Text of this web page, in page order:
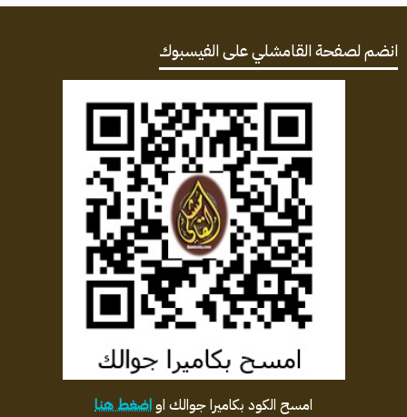
انضم لصفحة القامشلي على الفيسبوك
امسح الكود بكاميرا جوالك اواضغط هنا